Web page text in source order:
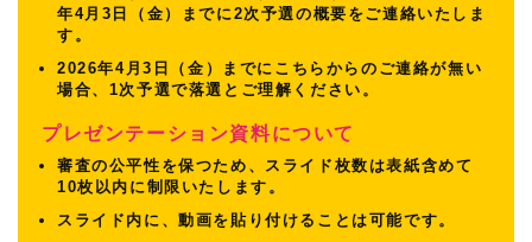
年4月3日（金）までに2次予選の概要をご連絡いたしま
す。
2026年4月3日（金）までにこちらからのご連絡が無い
場合、1次予選で落選とご理解ください。
プレゼンテーション資料について
審査の公平性を保つため、スライド枚数は表紙含めて
10枚以内に制限いたします。
スライド内に、動画を貼り付けることは可能です。